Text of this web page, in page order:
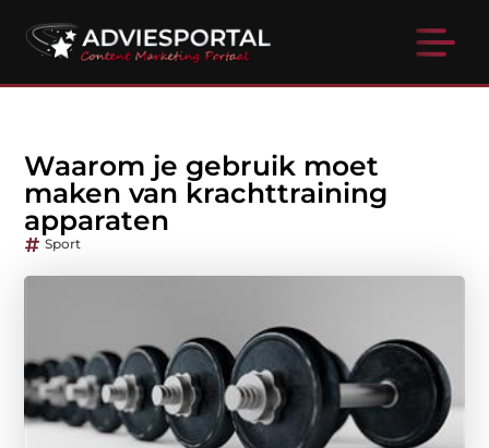
Waarom je gebruik moet
maken van krachttraining
apparaten
Sport